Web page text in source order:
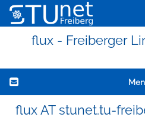
flux - Freiberger
flux AT stunet.tu-